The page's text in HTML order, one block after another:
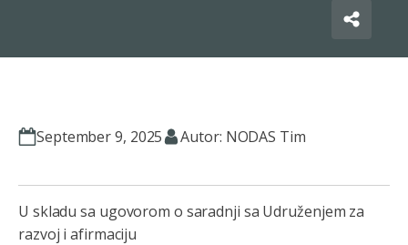
September 9, 2025 Autor: NODAS Tim
U skladu sa ugovorom o saradnji sa Udruženjem za
razvoj i afirmaciju